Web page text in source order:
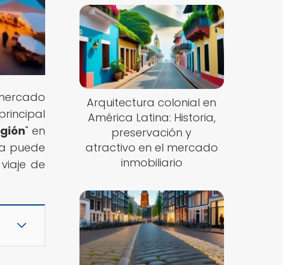
" en
puede
de
Arquitectura colonial en
América Latina: Historia,
preservación y
atractivo en el mercado
inmobiliario